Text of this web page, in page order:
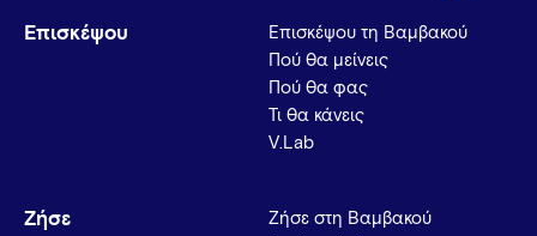
Επισκέψου
Επισκέψου τη Βαμβακού
Πού θα μείνεις
Πού θα φας
Τι θα κάνεις
V.Lab
Ζήσε
Ζήσε στη Βαμβακού